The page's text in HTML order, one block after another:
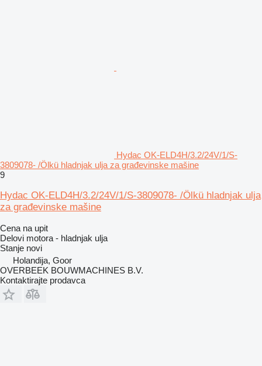
Hydac OK-ELD4H/3.2/24V/1/S-
3809078- /Ölkü hladnjak ulja za građevinske mašine
9
Hydac OK-ELD4H/3.2/24V/1/S-3809078- /Ölkü hladnjak ulja
za građevinske mašine
Cena na upit
Delovi motora - hladnjak ulja
Stanje novi
Holandija, Goor
OVERBEEK BOUWMACHINES B.V.
Kontaktirajte prodavca